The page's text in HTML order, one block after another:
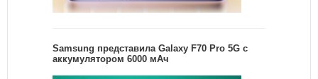
Samsung представила Galaxy F70 Pro 5G с
аккумулятором 6000 мАч